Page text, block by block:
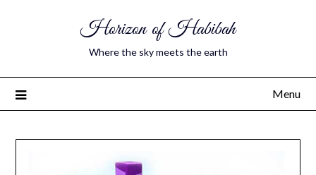
Horizon of Habibah
Where the sky meets the earth
Menu